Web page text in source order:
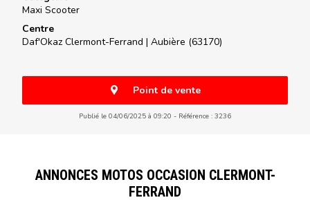
Maxi Scooter
Centre
Daf'Okaz Clermont-Ferrand | Aubière (63170)
Point de vente
Publié le 04/06/2025 à 09:20 Référence : 3236
ANNONCES MOTOS OCCASION CLERMONT-
FERRAND